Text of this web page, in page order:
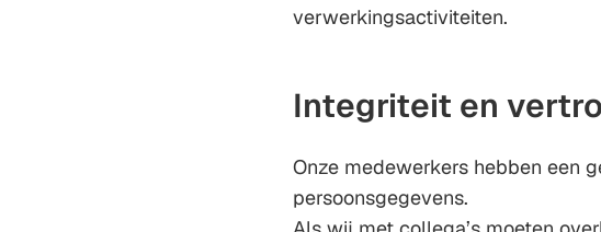
verwerkingsactiviteiten.
Integriteit en
Onze medewerkers hebben een
persoonsgegevens.